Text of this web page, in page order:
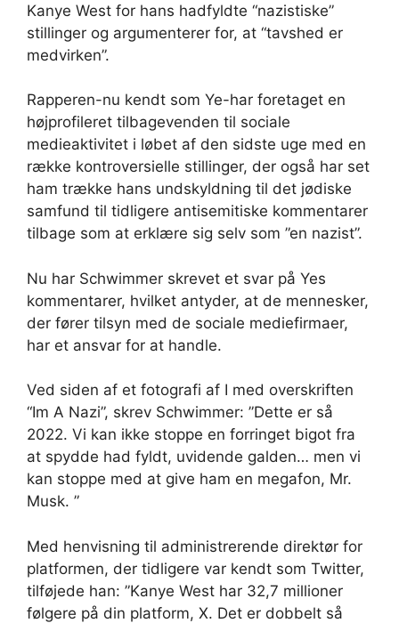
Kanye West for hans hadfyldte “nazistiske”
stillinger og argumenterer for, at “tavshed er
medvirken”.
Rapperen-nu kendt som Ye-har foretaget en
højprofileret tilbagevenden til sociale
medieaktivitet i løbet af den sidste uge med en
række kontroversielle stillinger, der også har set
ham trække hans undskyldning til det jødiske
samfund til tidligere antisemitiske kommentarer
tilbage som at erklære sig selv som ”en nazist”.
Nu har Schwimmer skrevet et svar på Yes
kommentarer, hvilket antyder, at de mennesker,
der fører tilsyn med de sociale mediefirmaer,
har et ansvar for at handle.
Ved siden af ​​et fotografi af I med overskriften
“Im A Nazi”, skrev Schwimmer: ”Dette er så
2022. Vi kan ikke stoppe en forringet bigot fra
at spydde had fyldt, uvidende galden… men vi
kan stoppe med at give ham en megafon, Mr.
Musk. ”
Med henvisning til administrerende direktør for
platformen, der tidligere var kendt som Twitter,
tilføjede han: ”Kanye West har 32,7 millioner
følgere på din platform, X. Det er dobbelt så